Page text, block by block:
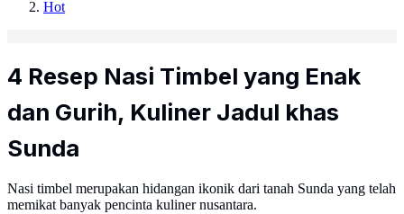
Hot
4 Resep Nasi Timbel yang Enak
dan Gurih, Kuliner Jadul khas
Sunda
Nasi timbel merupakan hidangan ikonik dari tanah Sunda yang telah
memikat banyak pencinta kuliner nusantara.